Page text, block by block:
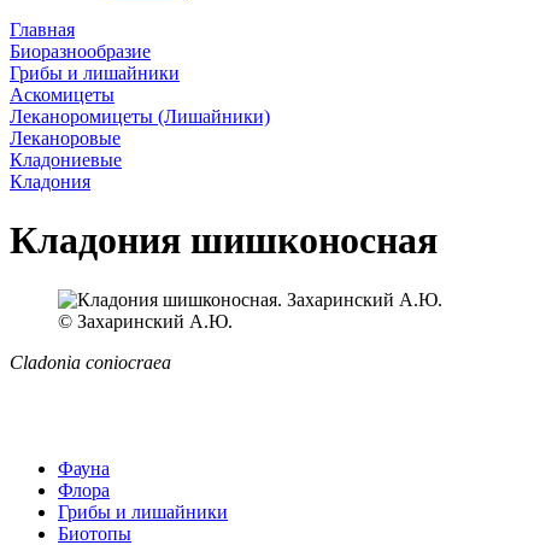
Главная
Биоразнообразие
Грибы и лишайники
Аскомицеты
Леканоромицеты (Лишайники)
Леканоровые
Кладониевые
Кладония
Кладония шишконосная
© Захаринский А.Ю.
Cladonia coniocraea
Фауна
Флора
Грибы и лишайники
Биотопы